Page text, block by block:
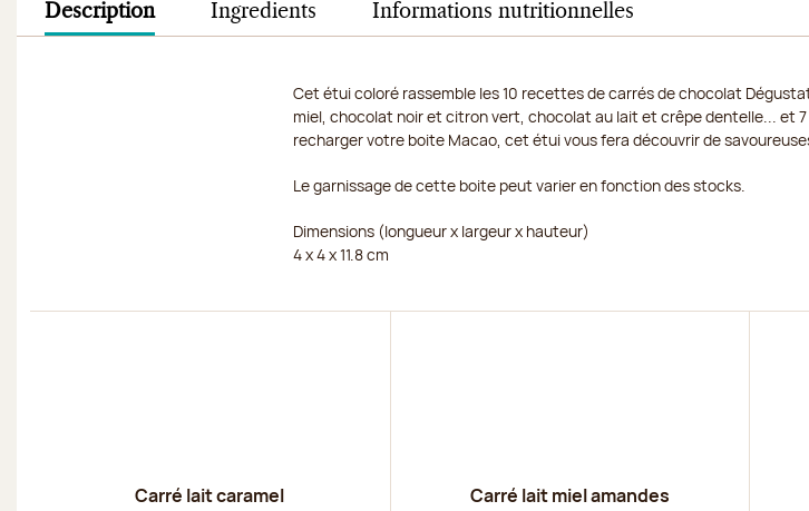
Description Ingredients Informations nutritionnelles
Cet étui coloré rassemble les 10 recettes de carrés de chocolat
miel, chocolat noir et citron vert, chocolat au lait et crêpe dentelle... et
recharger votre boite Macao, cet étui vous fera découvrir de
Le garnissage de cette boite peut varier en fonction des stocks.
Dimensions (longueur x largeur x hauteur)
4 x 4 x 11.8 cm
Carré lait caramel Carré lait miel amandes